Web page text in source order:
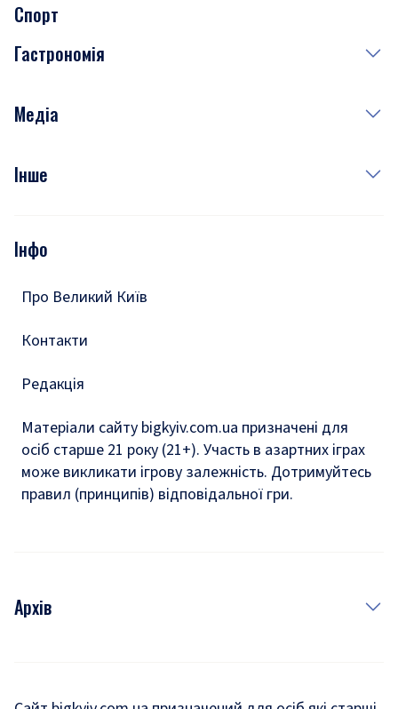
Завтра
Субота
Медицина
Краса
Спорт
Гастрономія
Рецепти
Медіа
Фото
Подкасти
Інше
Тести
Інфо
Про Великий Київ
Контакти
Редакція
Матеріали сайту bigkyiv.com.ua призначені для
осіб старше 21 року (21+). Участь в азартних іграх
може викликати ігрову залежність. Дотримуйтесь
правил (принципів) відповідальної гри.
Архів